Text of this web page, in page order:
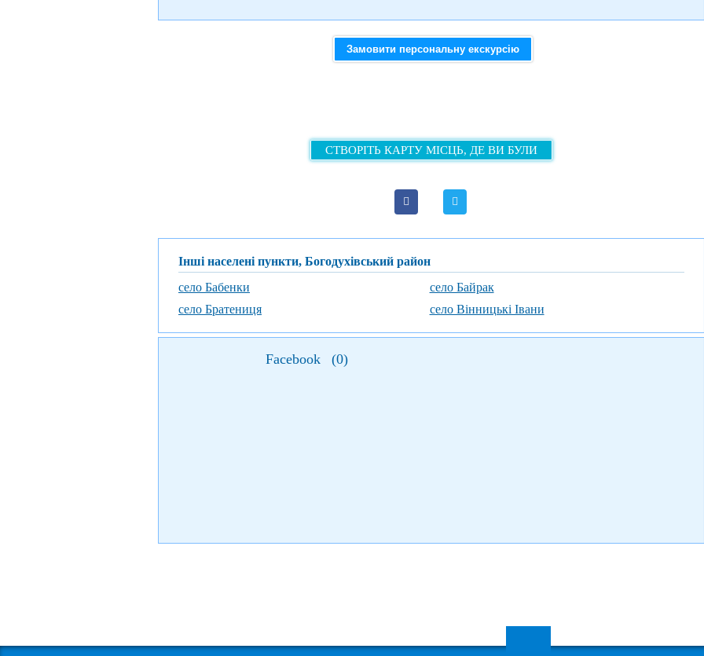
Замовити персональну екскурсію
СТВОРІТЬ КАРТУ МІСЦЬ, ДЕ ВИ БУЛИ
Інші населені пункти, Богодухівський район
село Бабенки
село Байрак
село Братениця
село Вінницькі Івани
Facebook (0)